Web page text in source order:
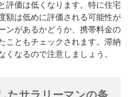
評価は低くなります。特に住宅
額は低めに評価される可能性が
ンがあるかどうか、携帯料金の
こともチェックされます。滞納
くなるので注意しましょう。
たサラリーマンの条